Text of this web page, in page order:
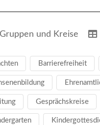
Gruppen und Kreise
Barrierefreiheit
Gesprächskreise